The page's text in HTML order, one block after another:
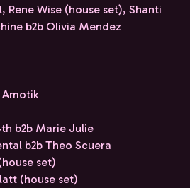
Rene Wise (house set), Shanti
b2b Olivia Mendez
Amotik
b2b Marie Julie
b2b Theo Scuera
set)
(house set)